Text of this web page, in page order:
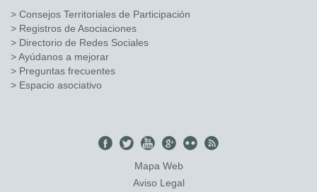
> Consejos Territoriales de Participación
> Registros de Asociaciones
> Directorio de Redes Sociales
> Ayúdanos a mejorar
> Preguntas frecuentes
> Espacio asociativo
Mapa Web
Aviso Legal